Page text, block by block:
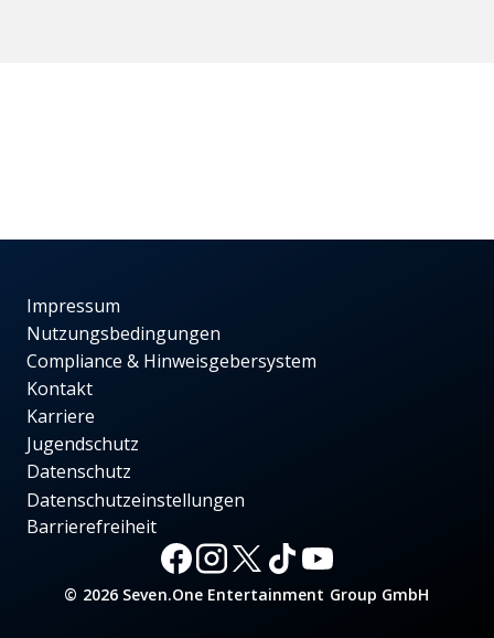
Impressum
Nutzungsbedingungen
Compliance & Hinweisgebersystem
Kontakt
Karriere
Jugendschutz
Datenschutz
Datenschutzeinstellungen
Barrierefreiheit
© 2026 Seven.One Entertainment Group GmbH